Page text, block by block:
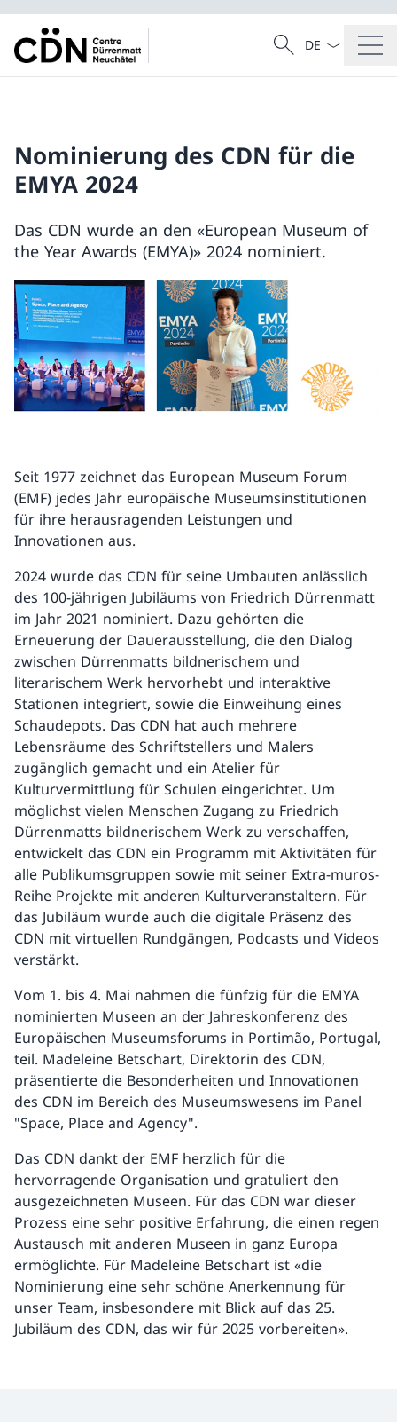
Suche
Suche
Sprach
Nominierung des CDN für die
EMYA 2024
Das CDN wurde an den «European Museum of
the Year Awards (EMYA)» 2024 nominiert.
Seit 1977 zeichnet das European Museum Forum
(EMF) jedes Jahr europäische Museumsinstitutionen
für ihre herausragenden Leistungen und
Innovationen aus.
2024 wurde das CDN für seine Umbauten anlässlich
des 100-jährigen Jubiläums von Friedrich Dürrenmatt
im Jahr 2021 nominiert. Dazu gehörten die
Erneuerung der Dauerausstellung, die den Dialog
zwischen Dürrenmatts bildnerischem und
literarischem Werk hervorhebt und interaktive
Stationen integriert, sowie die Einweihung eines
Schaudepots. Das CDN hat auch mehrere
Lebensräume des Schriftstellers und Malers
zugänglich gemacht und ein Atelier für
Kulturvermittlung für Schulen eingerichtet. Um
möglichst vielen Menschen Zugang zu Friedrich
Dürrenmatts bildnerischem Werk zu verschaffen,
entwickelt das CDN ein Programm mit Aktivitäten für
alle Publikumsgruppen sowie mit seiner Extra-muros-
Reihe Projekte mit anderen Kulturveranstaltern. Für
das Jubiläum wurde auch die digitale Präsenz des
CDN mit virtuellen Rundgängen, Podcasts und Videos
verstärkt.
Vom 1. bis 4. Mai nahmen die fünfzig für die EMYA
nominierten Museen an der Jahreskonferenz des
Europäischen Museumsforums in Portimão, Portugal,
teil. Madeleine Betschart, Direktorin des CDN,
präsentierte die Besonderheiten und Innovationen
des CDN im Bereich des Museumswesens im Panel
"Space, Place and Agency".
Das CDN dankt der EMF herzlich für die
hervorragende Organisation und gratuliert den
ausgezeichneten Museen. Für das CDN war dieser
Prozess eine sehr positive Erfahrung, die einen regen
Austausch mit anderen Museen in ganz Europa
ermöglichte. Für Madeleine Betschart ist «die
Nominierung eine sehr schöne Anerkennung für
unser Team, insbesondere mit Blick auf das 25.
Jubiläum des CDN, das wir für 2025 vorbereiten».